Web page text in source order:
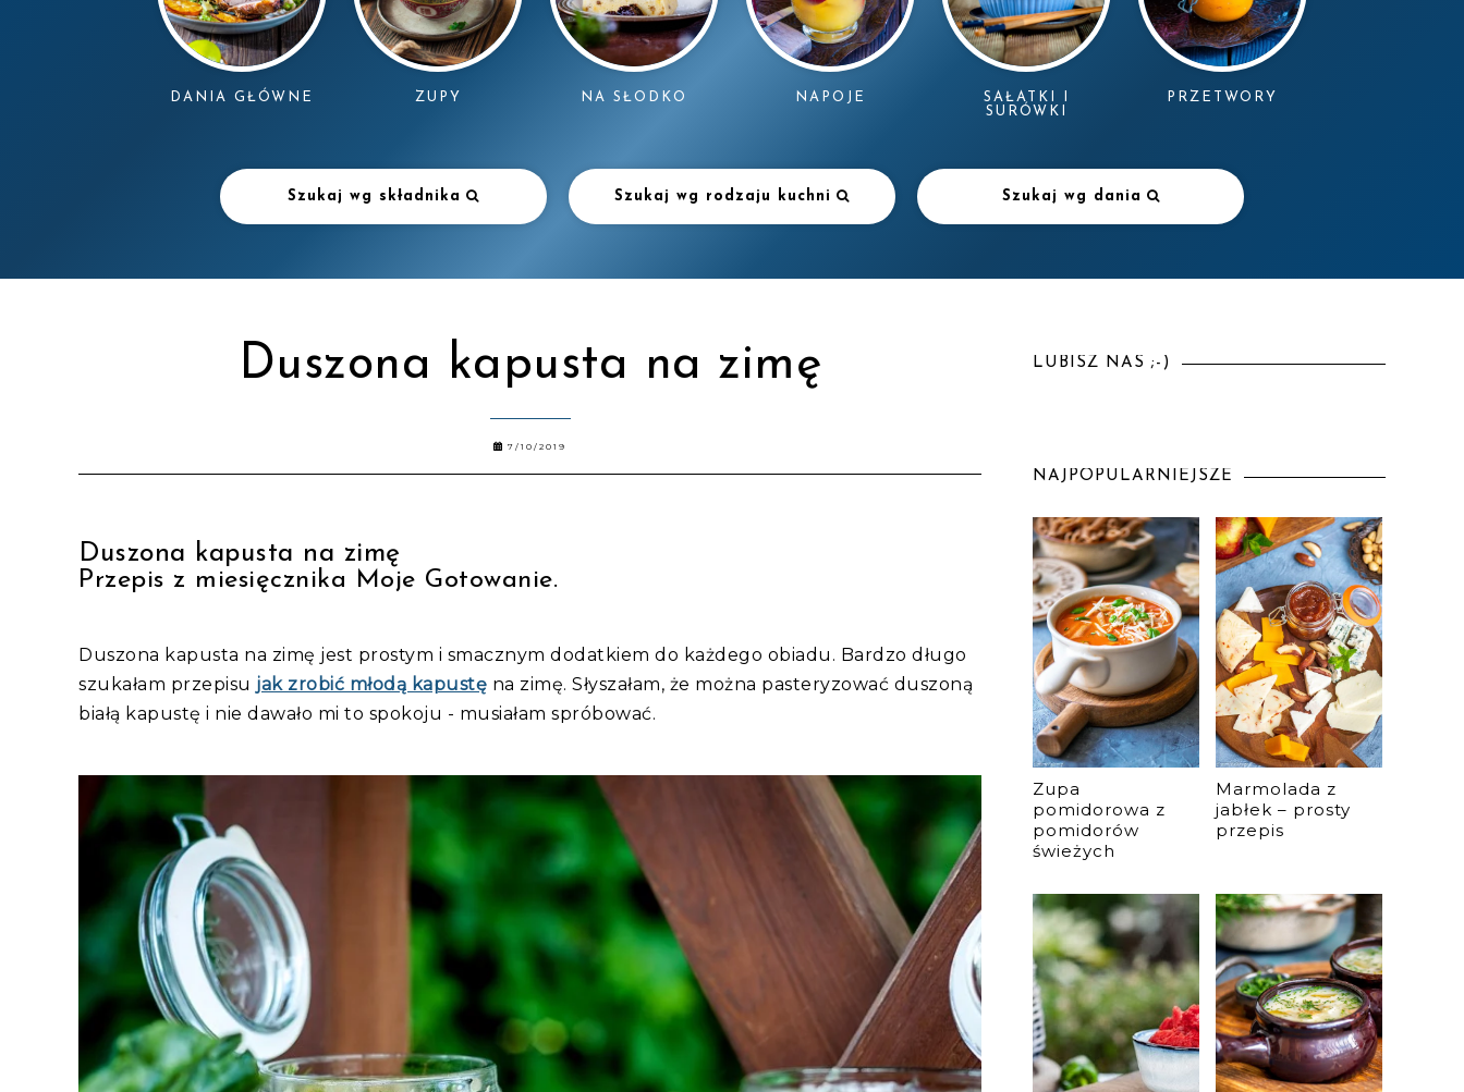
DANIA GŁÓWNE ZUPY NA SŁODKO NAPOJE
SAŁATKI I
SURÓWKI
PRZETWORY
Szukaj wg składnika Szukaj wg rodzaju kuchni Szukaj wg dania
Duszona kapusta na zimę
7/10/2019
Duszona kapusta na zimę
Przepis z miesięcznika Moje Gotowanie.
Duszona kapusta na zimę jest prostym i smacznym dodatkiem do każdego obiadu. Bardzo długo
szukałam przepisu jak zrobić młodą kapustę na zimę. Słyszałam, że można pasteryzować duszoną
białą kapustę i nie dawało mi to spokoju - musiałam spróbować.
LUBISZ NAS ;-)
NAJPOPULARNIEJSZE
Zupa
pomidorowa z
pomidorów
świeżych
Marmolada z
jabłek – prosty
przepis